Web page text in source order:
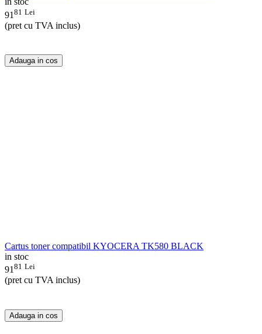
91 81 Lei
(pret cu TVA inclus)
Adauga in cos
Cartus toner compatibil KYOCERA TK580 BLACK
in stoc
91 81 Lei
(pret cu TVA inclus)
Adauga in cos